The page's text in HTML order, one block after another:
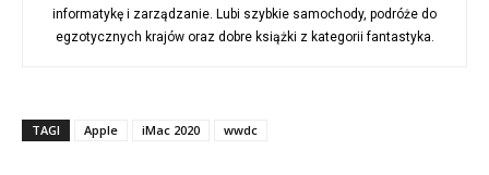
informatykę i zarządzanie. Lubi szybkie samochody, podróże do
egzotycznych krajów oraz dobre książki z kategorii fantastyka.
TAGI Apple iMac 2020 wwdc